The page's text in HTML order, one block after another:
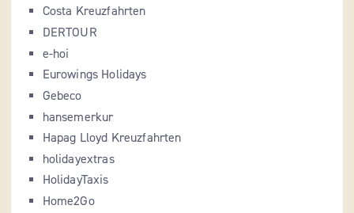
Costa Kreuzfahrten
DERTOUR
e-hoi
Eurowings Holidays
Gebeco
hansemerkur
Hapag Lloyd Kreuzfahrten
holidayextras
HolidayTaxis
Home2Go